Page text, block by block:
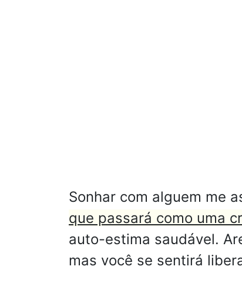
Sonhar com alguem me
que passará como uma
auto-estima saudável.
mas você se sentirá